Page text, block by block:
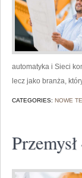
automatyka i Sieci
lecz jako branża,
CATEGORIES: NOWE